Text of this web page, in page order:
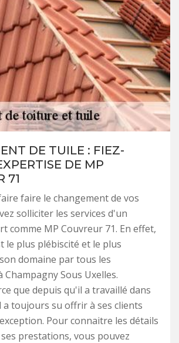
DE TUILE : FIEZ-
DE MP
71
faire le changement de vos
solliciter les services d'un
comme MP Couvreur 71. En effet,
le plus plébiscité et le plus
domaine par tous les
Sous Uxelles.
que depuis qu'il a travaillé dans
a toujours su offrir à ses clients
Pour connaitre les détails
prestations, vous pouvez